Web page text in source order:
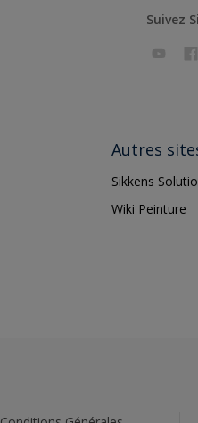
Suivez
Autres
Sikkens
Wiki Peinture